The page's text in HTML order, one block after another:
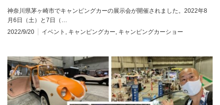
神奈川県茅ヶ崎市でキャンピングカーの展示会が開催されました。2022年8
月6日（土）と7日（…
2022/9/20
イベント , キャンピングカー, キャンピングカーショー